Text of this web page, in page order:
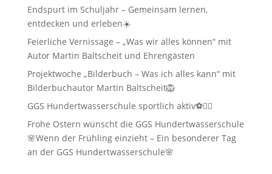
Endspurt im Schuljahr – Gemeinsam lernen,
entdecken und erleben☀️
Feierliche Vernissage – „Was wir alles können“ mit
Autor Martin Baltscheit und Ehrengästen
Projektwoche „Bilderbuch – Was ich alles kann“ mit
Bilderbuchautor Martin Baltscheit🦁
GGS Hundertwasserschule sportlich aktiv⚽🏃‍♂️
Frohe Ostern wünscht die GGS Hundertwasserschule
🌸Wenn der Frühling einzieht – Ein besonderer Tag
an der GGS Hundertwasserschule🌸